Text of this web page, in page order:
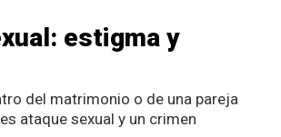
estigma y
del matrimonio o de una pareja
ataque sexual y un crimen